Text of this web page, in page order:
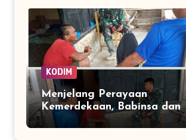
KODIM
Menjelang Perayaan
Kemerdekaan, Babinsa dan
Warga Ulee Pulo Perkuat
Semangat Kebersamaan